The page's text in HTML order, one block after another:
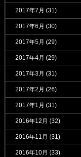
2017年7月 (31)
2017年6月 (30)
2017年5月 (29)
2017年4月 (29)
2017年3月 (31)
2017年2月 (26)
2017年1月 (31)
2016年12月 (32)
2016年11月 (31)
2016年10月 (33)